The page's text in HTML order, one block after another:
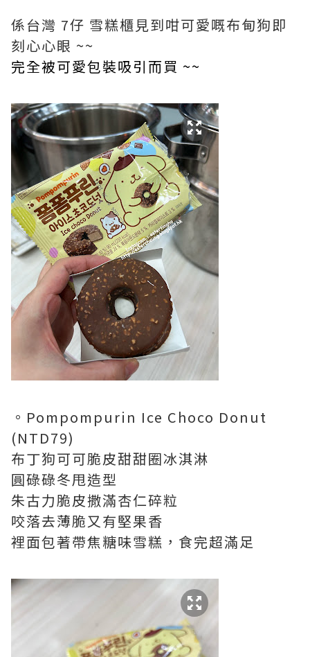
係台灣 7仔 雪糕櫃見到咁可愛嘅布甸狗即
刻心心眼 ~~
完全被可愛包裝吸引而買 ~~
。Pompompurin Ice Choco Donut
(NTD79)
布丁狗可可脆皮甜甜圈冰淇淋
圓碌碌冬甩造型
朱古力脆皮撒滿杏仁碎粒
咬落去薄脆又有堅果香
裡面包著帶焦糖味雪糕，食完超滿足